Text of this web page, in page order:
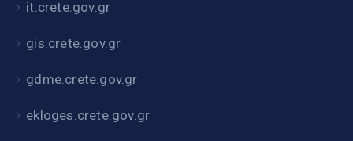
it.crete.gov.gr
gis.crete.gov.gr
gdme.crete.gov.gr
ekloges.crete.gov.gr